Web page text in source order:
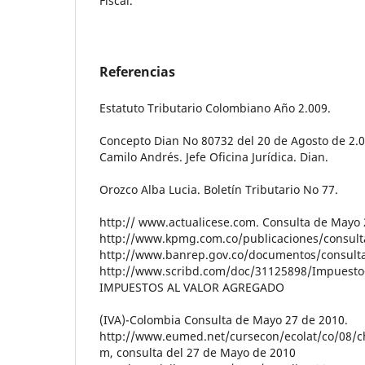
Referencias
Estatuto Tributario Colombiano Año 2.009.
Concepto Dian No 80732 del 20 de Agosto de
Camilo Andrés. Jefe Oficina Jurídica. Dian.
Orozco Alba Lucia. Boletín Tributario No 77.
http:// www.actualicese.com. Consulta de Mayo
http://www.kpmg.com.co/publicaciones/
http://www.banrep.gov.co/documentos/
http://www.scribd.com/doc/31125898/
IMPUESTOS AL VALOR AGREGADO
(IVA)-Colombia Consulta de Mayo 27 de 2010.
http://www.eumed.net/cursecon/ecolat/co/08/
m, consulta del 27 de Mayo de 2010